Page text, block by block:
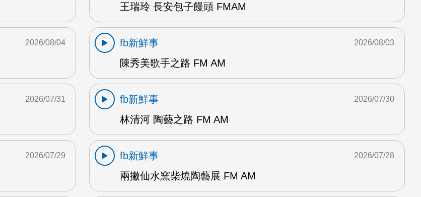
王瑞玲 長安包子饅頭 FMAM
2026/08/04
fb新鮮事
陳秀美歌手之路 FM AM
2026/08/03
2026/07/31
fb新鮮事
林清河 陶藝之路 FM AM
2026/07/30
2026/07/29
fb新鮮事
兩撇仙水窯柴燒陶藝展 FM AM
2026/07/28